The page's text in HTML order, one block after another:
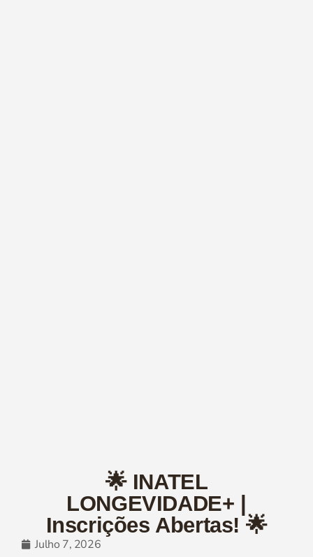
🌟 INATEL
LONGEVIDADE+ |
Inscrições Abertas! 🌟
Julho 7, 2026